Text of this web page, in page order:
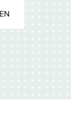
EN